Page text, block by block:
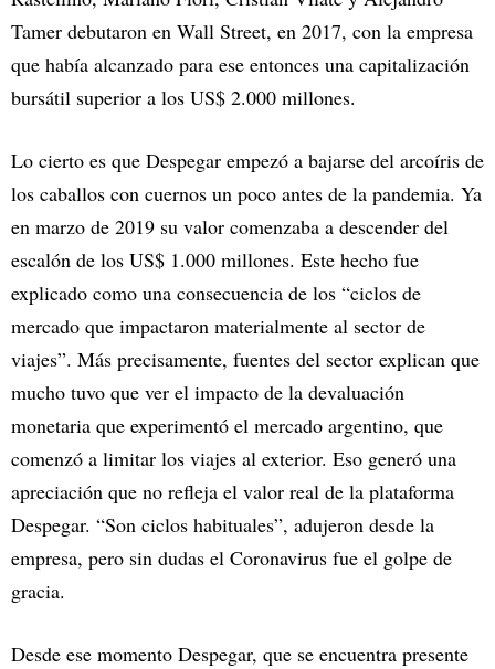
Tamer debutaron en Wall Street, en 2017, con la empresa
que había alcanzado para ese entonces una capitalización
bursátil superior a los US$ 2.000 millones.
Lo cierto es que Despegar empezó a bajarse del arcoíris de
los caballos con cuernos un poco antes de la pandemia. Ya
en marzo de 2019 su valor comenzaba a descender del
escalón de los US$ 1.000 millones. Este hecho fue
explicado como una consecuencia de los “ciclos de
mercado que impactaron materialmente al sector de
viajes”. Más precisamente, fuentes del sector explican que
mucho tuvo que ver el impacto de la devaluación
monetaria que experimentó el mercado argentino, que
comenzó a limitar los viajes al exterior. Eso generó una
apreciación que no refleja el valor real de la plataforma
Despegar. “Son ciclos habituales”, adujeron desde la
empresa, pero sin dudas el Coronavirus fue el golpe de
gracia.
Desde ese momento Despegar, que se encuentra presente